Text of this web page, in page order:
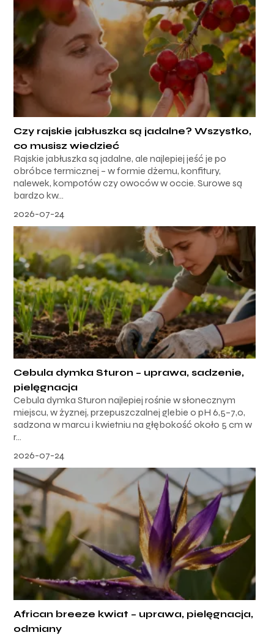
Czy rajskie jabłuszka są jadalne? Wszystko,
co musisz wiedzieć
Rajskie jabłuszka są jadalne, ale najlepiej jeść je po
obróbce termicznej – w formie dżemu, konfitury,
nalewek, kompotów czy owoców w occie. Surowe są
bardzo kw...
2026-07-24
Cebula dymka Sturon – uprawa, sadzenie,
pielęgnacja
Cebula dymka Sturon najlepiej rośnie w słonecznym
miejscu, w żyznej, przepuszczalnej glebie o pH 6,5–7,0,
sadzona w marcu i kwietniu na głębokość około 5 cm w
r...
2026-07-24
African breeze kwiat – uprawa, pielęgnacja,
odmiany